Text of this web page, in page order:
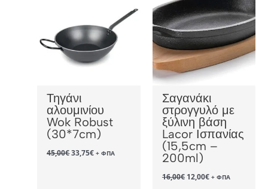
Τηγάνι
αλουμινίου
Wok Robust
(30*7cm)
45,00€Original
price
33,75€Η+ ΦΠΑ
Σαγανάκι
στρογγυλό με
ξύλινη βάση
Lacor Ισπανίας
(15,5cm –
200ml)
16,00€ Original
price
12,00€Η+ ΦΠΑ